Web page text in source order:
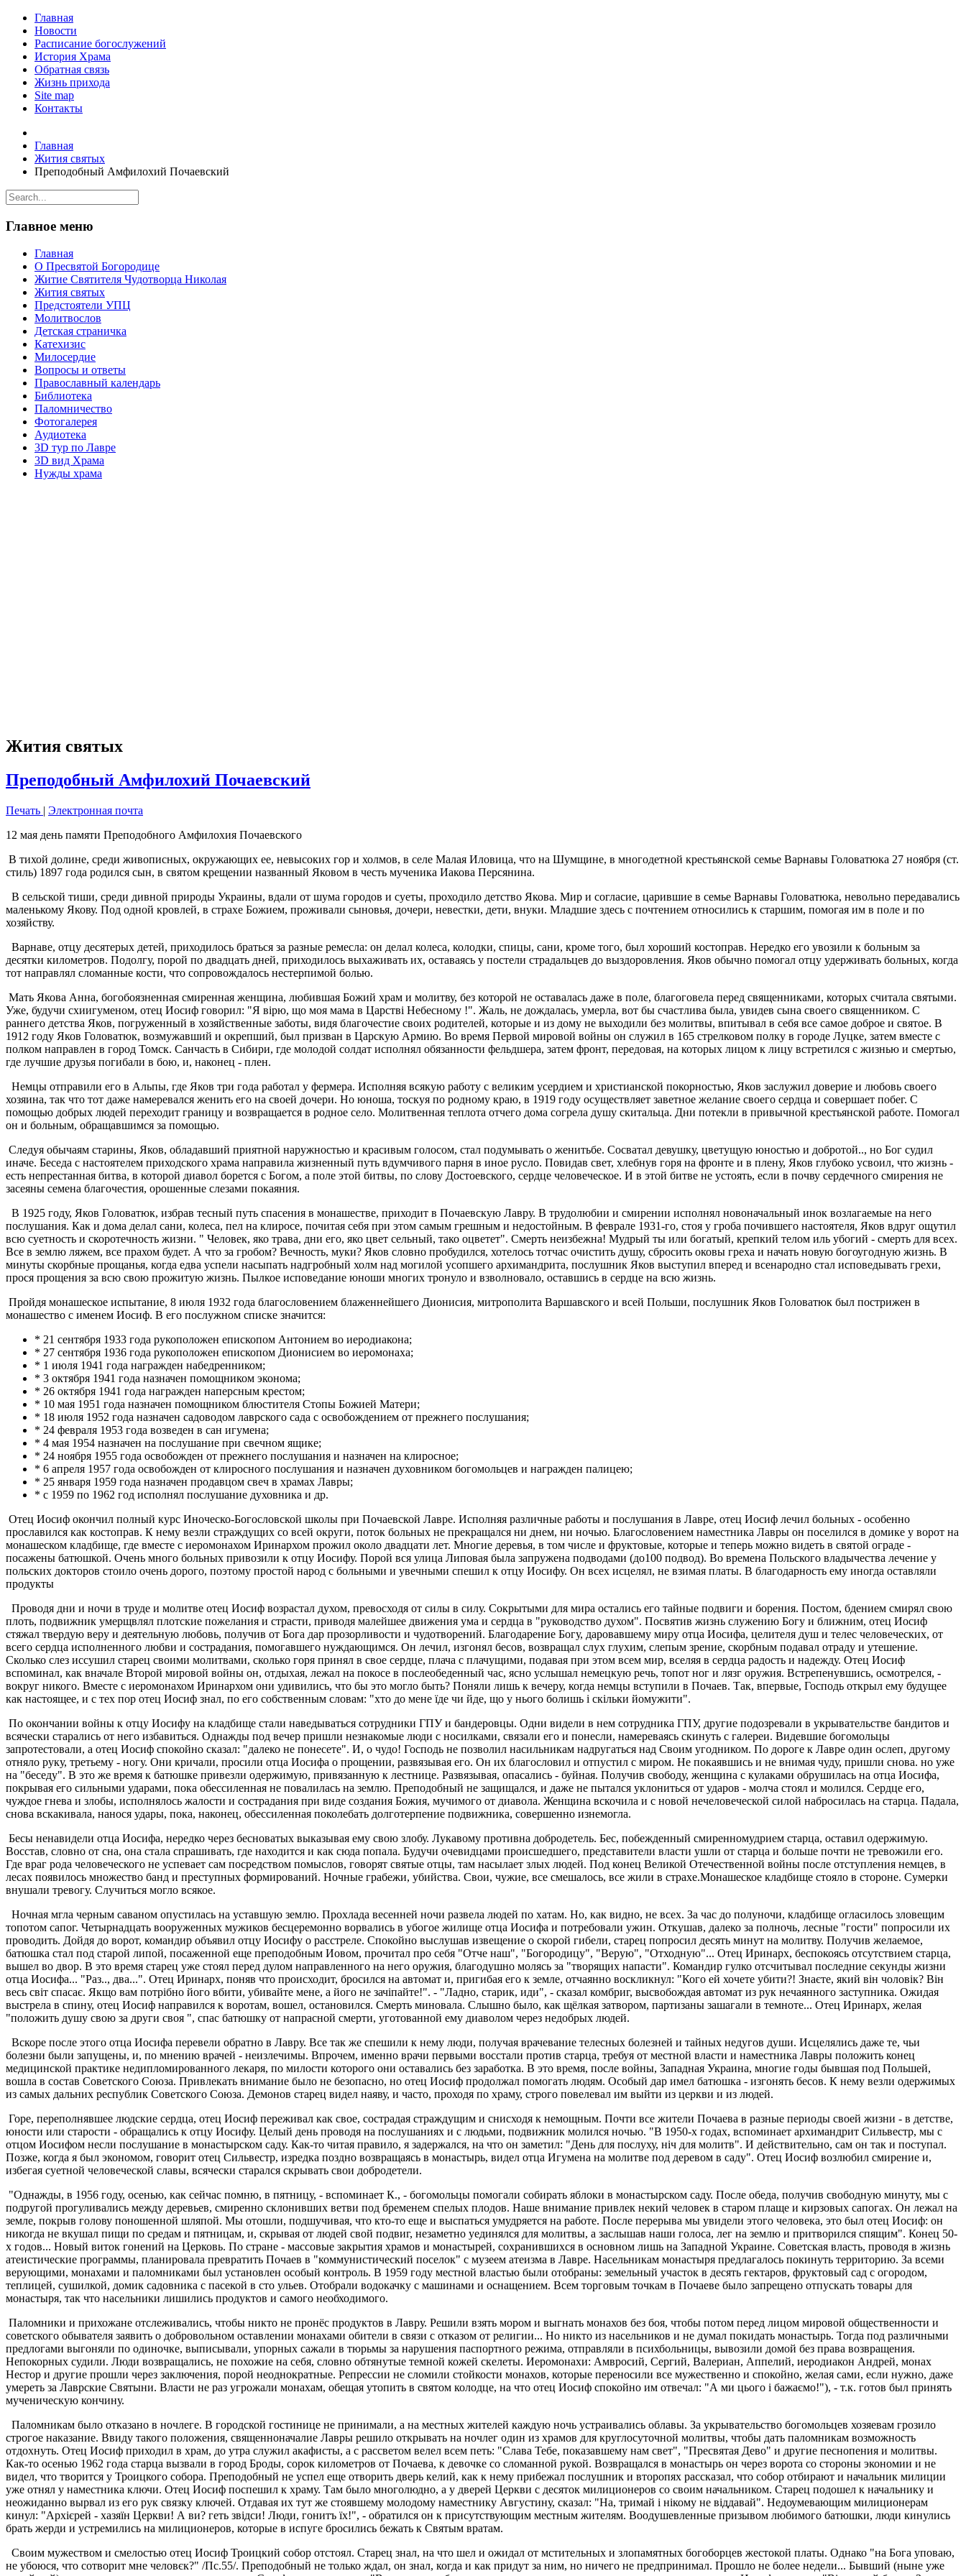
Главная
Новости
Расписание богослужений
История Храма
Обратная связь
Жизнь прихода
Site map
Контакты
Главная
Жития святых
Преподобный Амфилохий Почаевский
Главное меню
Главная
О Пресвятой Богородице
Житие Святителя Чудотворца Николая
Жития святых
Предстоятели УПЦ
Молитвослов
Детская страничка
Катехизис
Милосердие
Вопросы и ответы
Православный календарь
Библиотека
Паломничество
Фотогалерея
Аудиотека
3D тур по Лавре
3D вид Храма
Нужды храма
Жития святых
Преподобный Амфилохий Почаевский
Печать | Электронная почта
12 мая день памяти Преподобного Амфилохия Почаевского
В тихой долине, среди живописных, окружающих ее, невысоких гор и холмов, в селе Малая Иловица, что на Шумщине, в многодетной крестьянской семье Варнавы Головатюка 27 ноября (ст.
стиль) 1897 года родился сын, в святом крещении названный Яковом в честь мученика Иакова Персянина.
В сельской тиши, среди дивной природы Украины, вдали от шума городов и суеты, проходило детство Якова. Мир и согласие, царившие в семье Варнавы Головатюка, невольно передавались
маленькому Якову. Под одной кровлей, в страхе Божием, проживали сыновья, дочери, невестки, дети, внуки. Младшие здесь с почтением относились к старшим, помогая им в поле и по
хозяйству.
Варнаве, отцу десятерых детей, приходилось браться за разные ремесла: он делал колеса, колодки, спицы, сани, кроме того, был хороший костоправ. Нередко его увозили к больным за
десятки километров. Подолгу, порой по двадцать дней, приходилось выхаживать их, оставаясь у постели страдальцев до выздоровления. Яков обычно помогал отцу удерживать больных, когда
тот направлял сломанные кости, что сопровождалось нестерпимой болью.
Мать Якова Анна, богобоязненная смиренная женщина, любившая Божий храм и молитву, без которой не оставалась даже в поле, благоговела перед священниками, которых считала святыми.
Уже, будучи схиигуменом, отец Иосиф говорил: "Я вірю, що моя мама в Царстві Небесному !". Жаль, не дождалась, умерла, вот бы счастлива была, увидев сына своего священником. С
раннего детства Яков, погруженный в хозяйственные заботы, видя благочестие своих родителей, которые и из дому не выходили без молитвы, впитывал в себя все самое доброе и святое. В
1912 году Яков Головатюк, возмужавший и окрепший, был призван в Царскую Армию. Во время Первой мировой войны он служил в 165 стрелковом полку в городе Луцке, затем вместе с
полком направлен в город Томск. Санчасть в Сибири, где молодой солдат исполнял обязанности фельдшера, затем фронт, передовая, на которых лицом к лицу встретился с жизнью и смертью,
где лучшие друзья погибали в бою, и, наконец - плен.
Немцы отправили его в Альпы, где Яков три года работал у фермера. Исполняя всякую работу с великим усердием и христианской покорностью, Яков заслужил доверие и любовь своего
хозяина, так что тот даже намеревался женить его на своей дочери. Но юноша, тоскуя по родному краю, в 1919 году осуществляет заветное желание своего сердца и совершает побег. С
помощью добрых людей переходит границу и возвращается в родное село. Молитвенная теплота отчего дома согрела душу скитальца. Дни потекли в привычной крестьянской работе. Помогал
он и больным, обращавшимся за помощью.
Следуя обычаям старины, Яков, обладавший приятной наружностью и красивым голосом, стал подумывать о женитьбе. Сосватал девушку, цветущую юностью и добротой.., но Бог судил
иначе. Беседа с настоятелем приходского храма направила жизненный путь вдумчивого парня в иное русло. Повидав свет, хлебнув горя на фронте и в плену, Яков глубоко усвоил, что жизнь -
есть непрестанная битва, в которой диавол борется с Богом, а поле этой битвы, по слову Достоевского, сердце человеческое. И в этой битве не устоять, если в почву сердечного смирения не
засеяны семена благочестия, орошенные слезами покаяния.
В 1925 году, Яков Головатюк, избрав тесный путь спасения в монашестве, приходит в Почаевскую Лавру. В трудолюбии и смирении исполнял новоначальный инок возлагаемые на него
послушания. Как и дома делал сани, колеса, пел на клиросе, почитая себя при этом самым грешным и недостойным. В феврале 1931-го, стоя у гроба почившего настоятеля, Яков вдруг ощутил
всю суетность и скоротечность жизни. " Человек, яко трава, дни его, яко цвет сельный, тако оцветет". Смерть неизбежна! Мудрый ты или богатый, крепкий телом иль убогий - смерть для всех.
Все в землю ляжем, все прахом будет. А что за гробом? Вечность, муки? Яков словно пробудился, хотелось тотчас очистить душу, сбросить оковы греха и начать новую богоугодную жизнь. В
минуты скорбные прощанья, когда едва успели насыпать надгробный холм над могилой усопшего архимандрита, послушник Яков выступил вперед и всенародно стал исповедывать грехи,
прося прощения за всю свою прожитую жизнь. Пылкое исповедание юноши многих тронуло и взволновало, оставшись в сердце на всю жизнь.
Пройдя монашеское испытание, 8 июля 1932 года благословением блаженнейшего Дионисия, митрополита Варшавского и всей Польши, послушник Яков Головатюк был пострижен в
монашество с именем Иосиф. В его послужном списке значится:
* 21 сентября 1933 года рукоположен епископом Антонием во иеродиакона;
* 27 сентября 1936 года рукоположен епископом Дионисием во иеромонаха;
* 1 июля 1941 года награжден набедренником;
* 3 октября 1941 года назначен помощником эконома;
* 26 октября 1941 года награжден наперсным крестом;
* 10 мая 1951 года назначен помощником блюстителя Стопы Божией Матери;
* 18 июля 1952 года назначен садоводом лаврского сада с освобождением от прежнего послушания;
* 24 февраля 1953 года возведен в сан игумена;
* 4 мая 1954 назначен на послушание при свечном ящике;
* 24 ноября 1955 года освобожден от прежнего послушания и назначен на клиросное;
* 6 апреля 1957 года освобожден от клиросного послушания и назначен духовником богомольцев и награжден палицею;
* 25 января 1959 года назначен продавцом свеч в храмах Лавры;
* с 1959 по 1962 год исполнял послушание духовника и др.
Отец Иосиф окончил полный курс Иноческо-Богословской школы при Почаевской Лавре. Исполняя различные работы и послушания в Лавре, отец Иосиф лечил больных - особенно
прославился как костоправ. К нему везли страждущих со всей округи, поток больных не прекращался ни днем, ни ночью. Благословением наместника Лавры он поселился в домике у ворот на
монашеском кладбище, где вместе с иеромонахом Иринархом прожил около двадцати лет. Многие деревья, в том числе и фруктовые, которые и теперь можно видеть в святой ограде -
посажены батюшкой. Очень много больных привозили к отцу Иосифу. Порой вся улица Липовая была запружена подводами (до100 подвод). Во времена Польского владычества лечение у
польских докторов стоило очень дорого, поэтому простой народ с больными и увечными спешил к отцу Иосифу. Он всех исцелял, не взимая платы. В благодарность ему иногда оставляли
продукты
Проводя дни и ночи в труде и молитве отец Иосиф возрастал духом, превосходя от силы в силу. Сокрытыми для мира остались его тайные подвиги и борения. Постом, бдением смирял свою
плоть, подвижник умерщвлял плотские пожелания и страсти, приводя малейшее движения ума и сердца в "руководство духом". Посвятив жизнь служению Богу и ближним, отец Иосиф
стяжал твердую веру и деятельную любовь, получив от Бога дар прозорливости и чудотворений. Благодарение Богу, даровавшему миру отца Иосифа, целителя душ и телес человеческих, от
всего сердца исполненного любви и сострадания, помогавшего нуждающимся. Он лечил, изгонял бесов, возвращал слух глухим, слепым зрение, скорбным подавал отраду и утешение.
Сколько слез иссушил старец своими молитвами, сколько горя принял в свое сердце, плача с плачущими, подавая при этом всем мир, вселяя в сердца радость и надежду. Отец Иосиф
вспоминал, как вначале Второй мировой войны он, отдыхая, лежал на покосе в послеобеденный час, ясно услышал немецкую речь, топот ног и лязг оружия. Встрепенувшись, осмотрелся, -
вокруг никого. Вместе с иеромонахом Иринархом они удивились, что бы это могло быть? Поняли лишь к вечеру, когда немцы вступили в Почаев. Так, впервые, Господь открыл ему будущее
как настоящее, и с тех пор отец Иосиф знал, по его собственным словам: "хто до мене їде чи йде, що у нього болишь і скільки йомужити".
По окончании войны к отцу Иосифу на кладбище стали наведываться сотрудники ГПУ и бандеровцы. Одни видели в нем сотрудника ГПУ, другие подозревали в укрывательстве бандитов и
всячески старались от него избавиться. Однажды под вечер пришли незнакомые люди с носилками, связали его и понесли, намереваясь скинуть с галереи. Видевшие богомольцы
запротестовали, а отец Иосиф спокойно сказал: "далеко не понесете". И, о чудо! Господь не позволил насильникам надругаться над Своим угодником. По дороге к Лавре один ослеп, другому
отняло руку, третьему - ногу. Они кричали, просили отца Иосифа о прощении, развязывая его. Он их благословил и отпустил с миром. Не покаявшись и не внимая чуду, пришли снова. но уже
на "беседу". В это же время к батюшке привезли одержимую, привязанную к лестнице. Развязывая, опасались - буйная. Получив свободу, женщина с кулаками обрушилась на отца Иосифа,
покрывая его сильными ударами, пока обессиленная не повалилась на землю. Преподобный не защищался, и даже не пытался уклониться от ударов - молча стоял и молился. Сердце его,
чуждое гнева и злобы, исполнялось жалости и сострадания при виде создания Божия, мучимого от диавола. Женщина вскочила и с новой нечеловеческой силой набросилась на старца. Падала,
снова вскакивала, нанося удары, пока, наконец, обессиленная поколебать долготерпение подвижника, совершенно изнемогла.
Бесы ненавидели отца Иосифа, нередко через бесноватых выказывая ему свою злобу. Лукавому противна добродетель. Бес, побежденный смиренномудрием старца, оставил одержимую.
Восстав, словно от сна, она стала спрашивать, где находится и как сюда попала. Будучи очевидцами происшедшего, представители власти ушли от старца и больше почти не тревожили его.
Где враг рода человеческого не успевает сам посредством помыслов, говорят святые отцы, там насылает злых людей. Под конец Великой Отечественной войны после отступления немцев, в
лесах появилось множество банд и преступных формирований. Ночные грабежи, убийства. Свои, чужие, все смешалось, все жили в страхе.Монашеское кладбище стояло в стороне. Сумерки
внушали тревогу. Случиться могло всякое.
Ночная мгла черным саваном опустилась на уставшую землю. Прохлада весенней ночи развела людей по хатам. Но, как видно, не всех. За час до полуночи, кладбище огласилось зловещим
топотом сапог. Четырнадцать вооруженных мужиков бесцеремонно ворвались в убогое жилище отца Иосифа и потребовали ужин. Откушав, далеко за полночь, лесные "гости" попросили их
проводить. Дойдя до ворот, командир объявил отцу Иосифу о расстреле. Спокойно выслушав извещение о скорой гибели, старец попросил десять минут на молитву. Получив желаемое,
батюшка стал под старой липой, посаженной еще преподобным Иовом, прочитал про себя "Отче наш", "Богородицу", "Верую", "Отходную"... Отец Иринарх, беспокоясь отсутствием старца,
вышел во двор. В это время старец уже стоял перед дулом направленного на него оружия, благодушно молясь за "творящих напасти". Командир гулко отсчитывал последние секунды жизни
отца Иосифа... "Раз.., два...". Отец Иринарх, поняв что происходит, бросился на автомат и, пригибая его к земле, отчаянно воскликнул: "Кого ей хочете убити?! Знаєте, який він чоловік? Він
весь світ спасає. Якщо вам потрібно його вбити, убивайте мене, а його не зачіпайте!". - "Ладно, старик, иди", - сказал комбриг, высвобождая автомат из рук нечаянного заступника. Ожидая
выстрела в спину, отец Иосиф направился к воротам, вошел, остановился. Смерть миновала. Слышно было, как щёлкая затвором, партизаны зашагали в темноте... Отец Иринарх, желая
"положить душу свою за други своя ", спас батюшку от напрасной смерти, уготованной ему диаволом через недобрых людей.
Вскоре после этого отца Иосифа перевели обратно в Лавру. Все так же спешили к нему люди, получая врачевание телесных болезней и тайных недугов души. Исцелялись даже те, чьи
болезни были запущены, и, по мнению врачей - неизлечимы. Впрочем, именно врачи первыми восстали против старца, требуя от местной власти и наместника Лавры положить конец
медицинской практике недипломированного лекаря, по милости которого они оставались без заработка. В это время, после войны, Западная Украина, многие годы бывшая под Польшей,
вошла в состав Советского Союза. Привлекать внимание было не безопасно, но отец Иосиф продолжал помогать людям. Особый дар имел батюшка - изгонять бесов. К нему везли одержимых
из самых дальних республик Советского Союза. Демонов старец видел наяву, и часто, проходя по храму, строго повелевал им выйти из церкви и из людей.
Горе, переполнявшее людские сердца, отец Иосиф переживал как свое, сострадая страждущим и снисходя к немощным. Почти все жители Почаева в разные периоды своей жизни - в детстве,
юности или старости - обращались к отцу Иосифу. Целый день проводя на послушаниях и с людьми, подвижник молился ночью. "В 1950-х годах, вспоминает архимандрит Сильвестр, мы с
отцом Иосифом несли послушание в монастырском саду. Как-то читая правило, я задержался, на что он заметил: "День для послуху, ніч для молитв". И действительно, сам он так и поступал.
Позже, когда я был экономом, говорит отец Сильвестр, изредка поздно возвращаясь в монастырь, видел отца Игумена на молитве под деревом в саду". Отец Иосиф возлюбил смирение и,
избегая суетной человеческой славы, всячески старался скрывать свои добродетели.
"Однажды, в 1956 году, осенью, как сейчас помню, в пятницу, - вспоминает К., - богомольцы помогали собирать яблоки в монастырском саду. После обеда, получив свободную минуту, мы с
подругой прогуливались между деревьев, смиренно склонивших ветви под бременем спелых плодов. Наше внимание привлек некий человек в старом плаще и кирзовых сапогах. Он лежал на
земле, покрыв голову поношенной шляпой. Мы отошли, подшучивая, что кто-то еще и выспаться умудряется на работе. После перерыва мы увидели этого человека, это был отец Иосиф: он
никогда не вкушал пищи по средам и пятницам, и, скрывая от людей свой подвиг, незаметно уединялся для молитвы, а заслышав наши голоса, лег на землю и притворился спящим". Конец 50-
х годов... Новый виток гонений на Церковь. По стране - массовые закрытия храмов и монастырей, сохранившихся в основном лишь на Западной Украине. Советская власть, проводя в жизнь
атеистические программы, планировала превратить Почаев в "коммунистический поселок" с музеем атеизма в Лавре. Насельникам монастыря предлагалось покинуть территорию. За всеми
верующими, монахами и паломниками был установлен особый контроль. В 1959 году местной властью были отобраны: земельный участок в десять гектаров, фруктовый сад с огородом,
теплицей, сушилкой, домик садовника с пасекой в сто ульев. Отобрали водокачку с машинами и оснащением. Всем торговым точкам в Почаеве было запрещено отпускать товары для
монастыря, так что насельники лишились продуктов и самого необходимого.
Паломники и прихожане отслеживались, чтобы никто не пронёс продуктов в Лавру. Решили взять мором и выгнать монахов без боя, чтобы потом перед лицом мировой общественности и
советского обывателя заявить о добровольном оставлении монахами обители в связи с отказом от религии... Но никто из насельников и не думал покидать монастырь. Тогда под различными
предлогами выгоняли по одиночке, выписывали, упорных сажали в тюрьмы за нарушения паспортного режима, отправляли в психбольницы, вывозили домой без права возвращения.
Непокорных судили. Люди возвращались, не похожие на себя, словно обтянутые темной кожей скелеты. Иеромонахи: Амвросий, Сергий, Валериан, Аппелий, иеродиакон Андрей, монах
Нестор и другие прошли через заключения, порой неоднократные. Репрессии не сломили стойкости монахов, которые переносили все мужественно и спокойно, желая сами, если нужно, даже
умереть за Лаврские Святыни. Власти не раз угрожали монахам, обещая утопить в святом колодце, на что отец Иосиф спокойно им отвечал: "А ми цього і бажаємо!"), - т.к. готов был принять
мученическую кончину.
Паломникам было отказано в ночлеге. В городской гостинице не принимали, а на местных жителей каждую ночь устраивались облавы. За укрывательство богомольцев хозяевам грозило
строгое наказание. Ввиду такого положения, священноначалие Лавры решило открывать на ночлег один из храмов для круглосуточной молитвы, чтобы дать паломникам возможность
отдохнуть. Отец Иосиф приходил в храм, до утра служил акафисты, а с рассветом велел всем петь: "Слава Тебе, показавшему нам свет", "Пресвятая Дево" и другие песнопения и молитвы.
Как-то осенью 1962 года старца вызвали в город Броды, сорок километров от Почаева, к девочке со сломанной рукой. Возвращался в монастырь он через ворота со стороны экономии и не
видел, что творится у Троицкого собора. Преподобный не успел еще отворить дверь келий, как к нему прибежал послушник и второпях рассказал, что собор отбирают и начальник милиции
уже отнял у наместника ключи. Отец Иосиф поспешил к храму. Там было многолюдно, а у дверей Церкви с десяток милиционеров со своим начальником. Старец подошел к начальнику и
неожиданно вырвал из его рук связку ключей. Отдавая их тут же стоявшему молодому наместнику Августину, сказал: "На, тримай і нікому не віддавай". Недоумевающим милиционерам
кинул: "Архієрей - хазяїн Церкви! А ви? геть звідси! Люди, гонитъ їх!", - обратился он к присутствующим местным жителям. Воодушевленные призывом любимого батюшки, люди кинулись
брать жерди и устремились на милиционеров, которые в испуге бросились бежать к Святым вратам.
Своим мужеством и смелостью отец Иосиф Троицкий собор отстоял. Старец знал, на что шел и ожидал от мстительных и злопамятных богоборцев жестокой платы. Однако "на Бога уповаю,
не убоюся, что сотворит мне человєк?" /Пс.55/. Преподобный не только ждал, он знал, когда и как придут за ним, но ничего не предпринимал. Прошло не более недели... Бывший (ныне уже